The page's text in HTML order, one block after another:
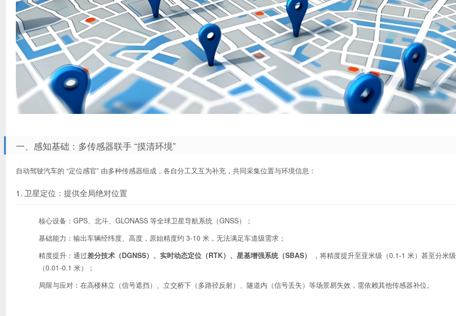
一、感知基础：多传感器联手 “摸清环境”
自动驾驶汽车的 “定位感官” 由多种传感器组成，各自分工又互为补充，共同采集位置与环境信息：
1. 卫星定位：提供全局绝对位置
核心设备：GPS、北斗、GLONASS 等全球卫星导航系统（GNSS）；
基础能力：输出车辆经纬度、高度，原始精度约 3-10 米，无法满足车道级需求；
精度提升：通过差分技术（DGNSS）、实时动态定位（RTK）、星基增强系统（SBAS）
，将精度提升至亚米级（0.1-1 米）甚至分米级
（0.01-0.1 米）；
局限与应对：在高楼林立（信号遮挡）、立交桥下（多路径反射）、隧道内（信号丢失）等场景易失效，需依赖其他传感器补位。